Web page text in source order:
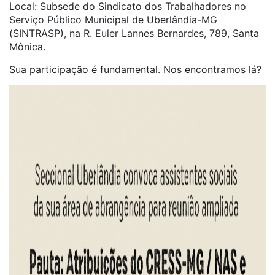
Local: Subsede do Sindicato dos Trabalhadores no
Serviço Público Municipal de Uberlândia-MG
(SINTRASP), na R. Euler Lannes Bernardes, 789, Santa
Mônica.
Sua participação é fundamental. Nos encontramos lá?